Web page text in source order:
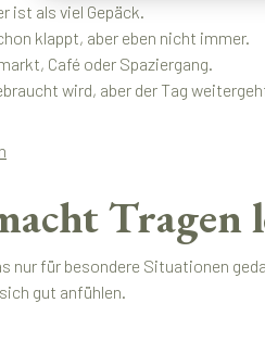
ist als viel Gepäck.
klappt, aber eben nicht immer.
Café oder Spaziergang.
wird, aber der Tag
Tragen
nur für besondere Situationen
gut anfühlen.